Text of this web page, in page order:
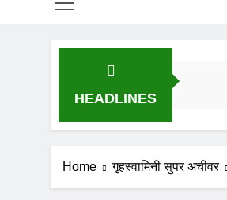
HEADLINES
Home गृहस्वामिनी सुपर अचीवर